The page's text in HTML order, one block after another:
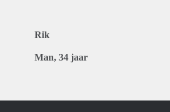
Rik
Man, 34 jaar